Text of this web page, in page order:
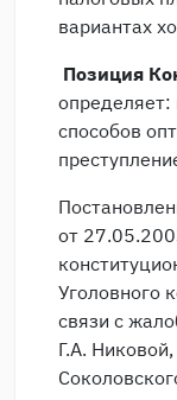
вариантах
Позиция
определяет:
способов
от
Уголовного
связи с
Г.А.